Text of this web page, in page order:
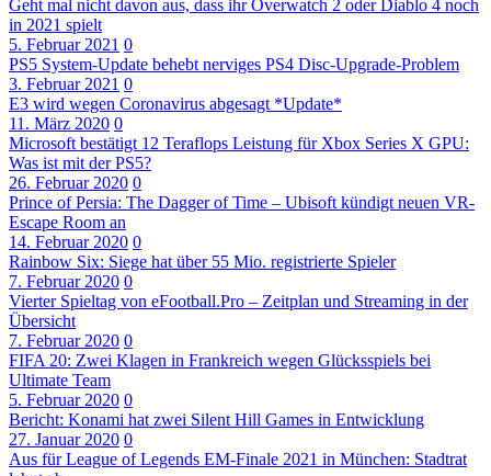
Geht mal nicht davon aus, dass ihr Overwatch 2 oder Diablo 4 noch
in 2021 spielt
5. Februar 2021 0
PS5 System-Update behebt nerviges PS4 Disc-Upgrade-Problem
3. Februar 2021 0
E3 wird wegen Coronavirus abgesagt *Update*
11. März 2020 0
Microsoft bestätigt 12 Teraflops Leistung für Xbox Series X GPU:
Was ist mit der PS5?
26. Februar 2020 0
Prince of Persia: The Dagger of Time – Ubisoft kündigt neuen VR-
Escape Room an
14. Februar 2020 0
Rainbow Six: Siege hat über 55 Mio. registrierte Spieler
7. Februar 2020 0
Vierter Spieltag von eFootball.Pro – Zeitplan und Streaming in der
Übersicht
7. Februar 2020 0
FIFA 20: Zwei Klagen in Frankreich wegen Glücksspiels bei
Ultimate Team
5. Februar 2020 0
Bericht: Konami hat zwei Silent Hill Games in Entwicklung
27. Januar 2020 0
Aus für League of Legends EM-Finale 2021 in München: Stadtrat